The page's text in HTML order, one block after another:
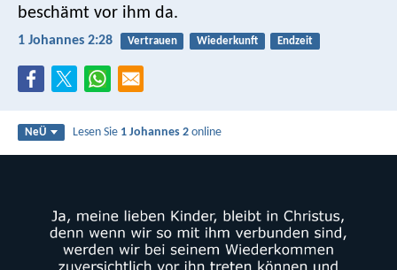
beschämt vor ihm da.
1 Johannes 2:28 Vertrauen Wiederkunft Endzeit
NeÜ Lesen Sie 1 Johannes 2 online